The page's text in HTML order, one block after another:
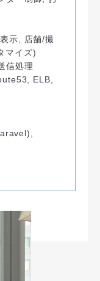
示, 店舗/撮
マイズ)
信処理
ELB,